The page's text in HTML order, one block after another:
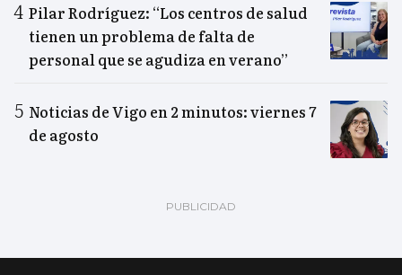
Pilar Rodríguez: “Los centros de salud
tienen un problema de falta de
personal que se agudiza en verano”
Noticias de Vigo en 2 minutos: viernes 7
de agosto